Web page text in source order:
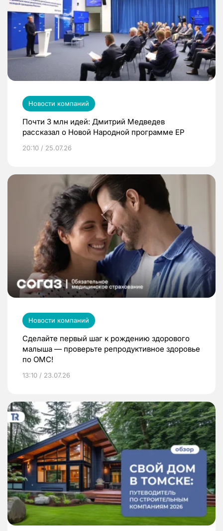
Новости компаний
Почти 3 млн идей: Дмитрий Медведев
рассказал о Новой Народной программе ЕР
20:10 / 25.07.26
Новости компаний
Сделайте первый шаг к рождению здорового
малыша — проверьте репродуктивное здоровье
по ОМС!
13:10 / 23.07.26